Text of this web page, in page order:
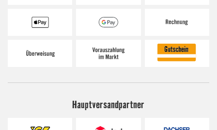
Hauptversandpartner